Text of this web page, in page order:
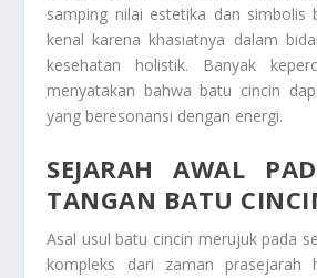
samping nilai estetika dan simbolis
kenal karena khasiatnya dalam
kesehatan holistik. Banyak
menyatakan bahwa batu cincin
yang beresonansi dengan energi.
SEJARAH AWAL
TANGAN BATU
Asal usul batu cincin merujuk pada
kompleks dari zaman prasejarah